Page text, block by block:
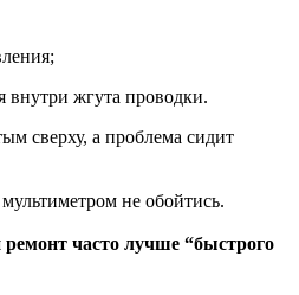
внутри жгута проводки.
сверху, а проблема сидит
не обойтись.
часто лучше “быстрого